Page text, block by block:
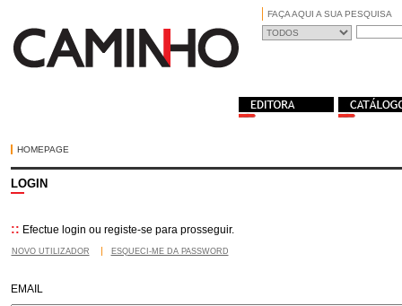
FAÇA AQUI A SUA PESQUISA
HOMEPAGE
LOGIN
:: Efectue login ou registe-se para prosseguir.
NOVO UTILIZADOR ESQUECI-ME DA PASSWORD
EMAIL